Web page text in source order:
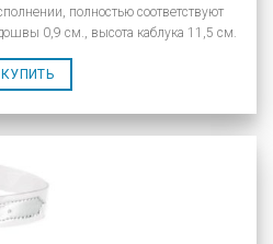
полностью соответствуют
0,9 см., высота каблука 11,5 см.
КУПИТЬ